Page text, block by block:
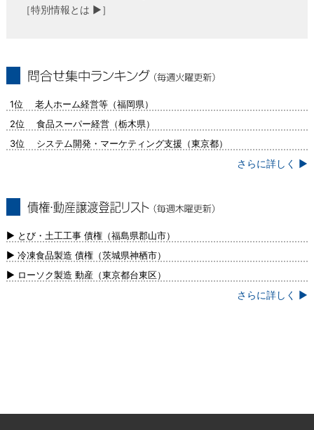
［特別情報とは ▶］
1位 老人ホーム経営等（福岡県）
2位 食品スーパー経営（栃木県）
3位 システム開発・マーケティング支援（東京都）
さらに詳しく ▶
新）
▶ とび・土工工事 債権（福島県郡山市）
▶ 冷凍食品製造 債権（茨城県神栖市）
▶ ローソク製造 動産（東京都台東区）
さらに詳しく ▶